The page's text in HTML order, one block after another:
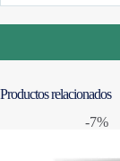
Productos relacionados
-7%